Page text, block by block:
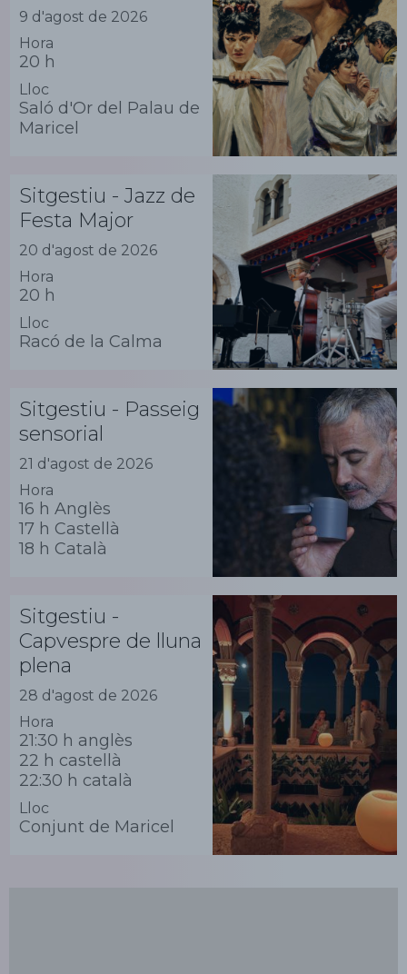
9 d'agost de 2026
Hora
20 h
Lloc
Saló d'Or del Palau de
Maricel
Sitgestiu - Jazz de
Festa Major
20 d'agost de 2026
Hora
20 h
Lloc
Racó de la Calma
Sitgestiu - Passeig
sensorial
21 d'agost de 2026
Hora
16 h Anglès
17 h Castellà
18 h Català
Sitgestiu -
Capvespre de lluna
plena
28 d'agost de 2026
Hora
21:30 h anglès
22 h castellà
22:30 h català
Lloc
Conjunt de Maricel